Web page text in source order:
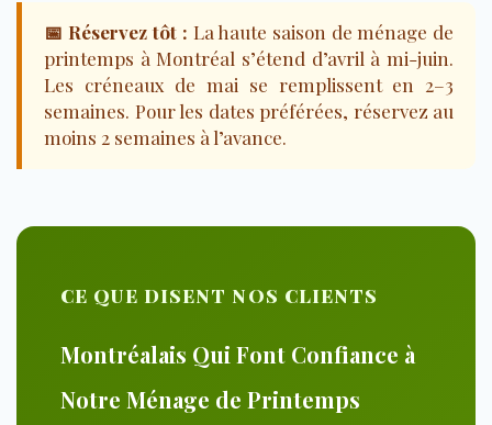
📅 Réservez tôt : La haute saison de ménage de
printemps à Montréal s’étend d’avril à mi-juin.
Les créneaux de mai se remplissent en 2–3
semaines. Pour les dates préférées, réservez au
moins 2 semaines à l’avance.
CE QUE DISENT NOS CLIENTS
Montréalais Qui Font Confiance à
Notre Ménage de Printemps